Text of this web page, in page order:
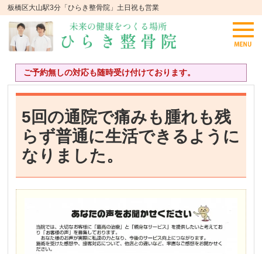
板橋区大山駅3分「ひらき整骨院」土日祝も営業
ご予約無しの対応も随時受け付けております。
5回の通院で痛みも腫れも残
らず普通に生活できるように
なりました。